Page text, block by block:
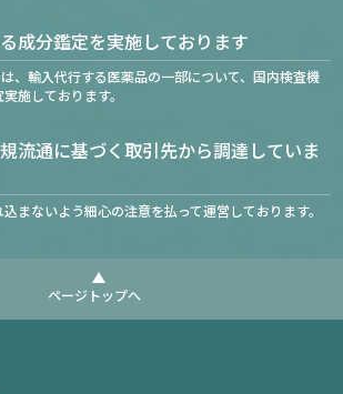
成分鑑定を実施しております
、輸入代行する医薬品の一部について、国内検査機
施しております。
流通に基づく取引先から調達していま
まないよう細心の注意を払って運営しております。
ページトップへ